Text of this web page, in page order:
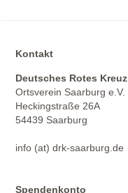
Kontakt
Deutsches Rotes Kreuz
Ortsverein Saarburg e.V.
Heckingstraße 26A
54439 Saarburg
info (at) drk-saarburg.de
Spendenkonto